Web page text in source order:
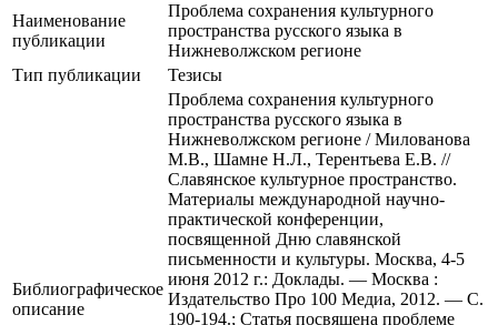
Наименование
публикации
Проблема сохранения культурного
пространства русского языка в
Нижневолжском регионе
Тип публикации
Тезисы
Библиографическое
описание
Проблема сохранения культурного
пространства русского языка в
Нижневолжском регионе / Милованова
М.В., Шамне Н.Л., Терентьева Е.В. //
Славянское культурное пространство.
Материалы международной научно-
практической конференции,
посвященной Дню славянской
письменности и культуры. Москва, 4-5
июня 2012 г.: Доклады. — Москва :
Издательство Про 100 Медиа, 2012. — С.
190-194.; Статья посвящена проблеме